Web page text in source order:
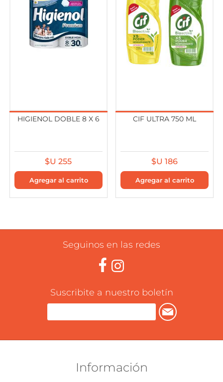
HIGIENOL DOBLE 8 X 6
$U 255
CIF ULTRA 750 ML
$U 186
Seguinos en las redes
Suscribite a nuestro boletín
Información